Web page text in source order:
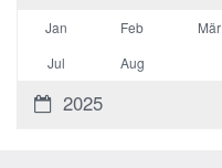
Jan Feb Mär
Jul
Aug
2025